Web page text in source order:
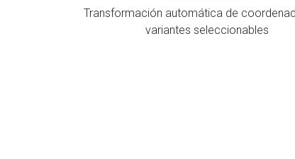
Transformación automática de
variantes seleccionables